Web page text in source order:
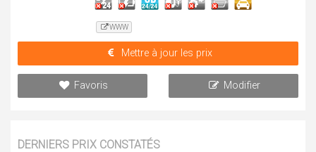
WWW
Mettre à jour les prix
Favoris Modifier
DERNIERS PRIX CONSTATÉS